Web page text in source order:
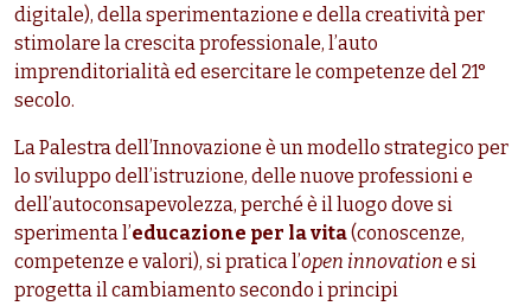
digitale), della sperimentazione e della creatività per
stimolare la crescita professionale, l’auto
imprenditorialità ed esercitare le competenze del 21°
secolo.
La Palestra dell’Innovazione è un modello strategico per
lo sviluppo dell’istruzione, delle nuove professioni e
dell’autoconsapevolezza, perché è il luogo dove si
sperimenta l’educazione per la vita(conoscenze,
competenze e valori), si pratica l’open innovation e si
progetta il cambiamento secondo i principi